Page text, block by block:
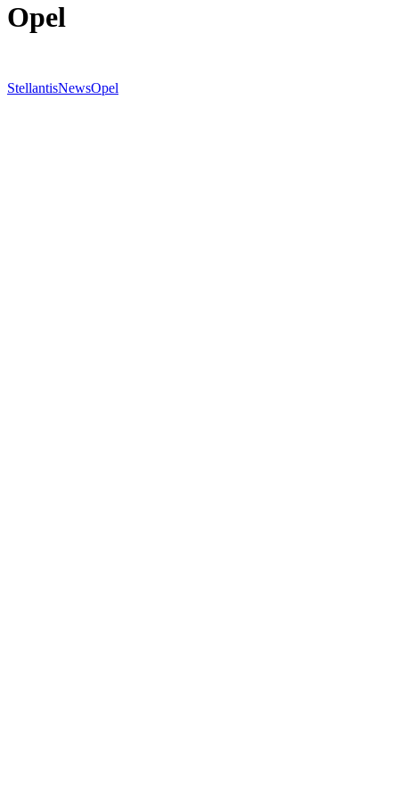
Opel
StellantisNewsOpel